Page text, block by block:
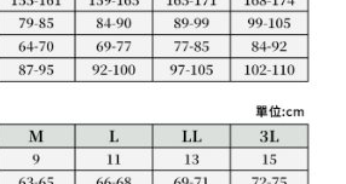
」時，將依據個別帳號之用戶狀況，依本公司即
；若仍有額度不足之情形，本公司將視審查結果
或使用他人資訊註冊。若發現惡意使用之情形，
權停止該用戶之使用額度並採取法律行動。